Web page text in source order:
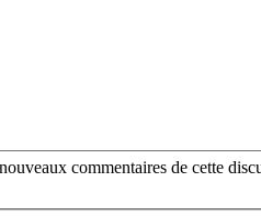
commentaires de cette